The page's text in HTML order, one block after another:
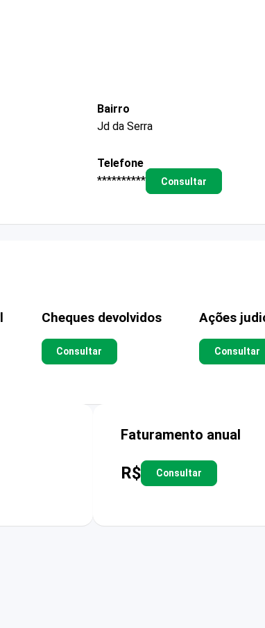
Bairro
Jd da Serra
Telefone
**********
Consultar
Cheques devolvidos
Consultar
Ações
Consultar
Faturamento anual
R$ Consultar